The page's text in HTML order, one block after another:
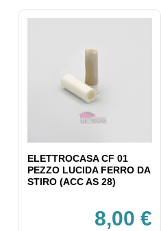
ELETTROCASA CF 01
PEZZO LUCIDA FERRO DA
STIRO (ACC AS 28)
8,00 €